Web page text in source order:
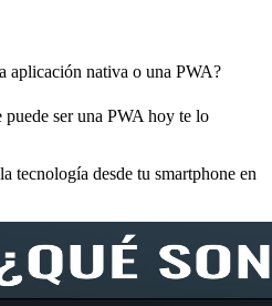
aplicación nativa o una PWA?
ser una PWA hoy te lo
tecnología desde tu smartphone en